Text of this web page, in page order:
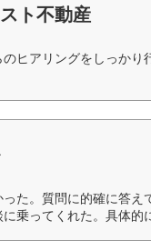
ト不動産
ヒアリングをしっかり
た。質問に的確に答
乗ってくれた。具体的